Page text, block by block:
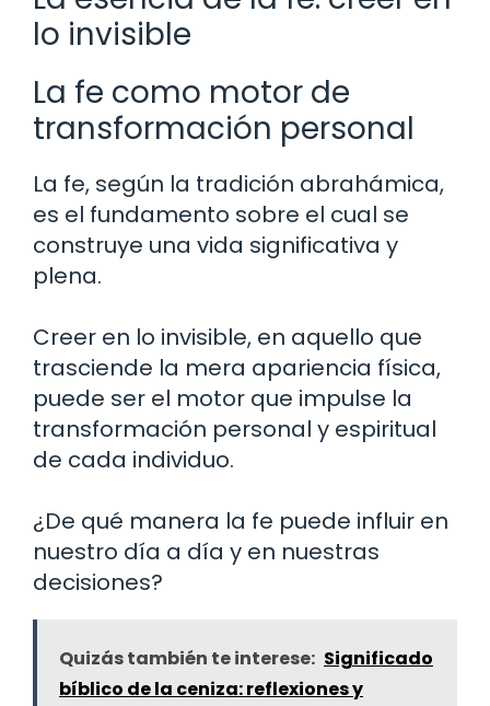
lo invisible
La fe como motor de
transformación personal
La fe, según la tradición abrahámica,
es el fundamento sobre el cual se
construye una vida significativa y
plena.
Creer en lo invisible, en aquello que
trasciende la mera apariencia física,
puede ser el motor que impulse la
transformación personal y espiritual
de cada individuo.
¿De qué manera la fe puede influir en
nuestro día a día y en nuestras
decisiones?
Quizás también te interese: Significado
bíblico de la ceniza: reflexiones y